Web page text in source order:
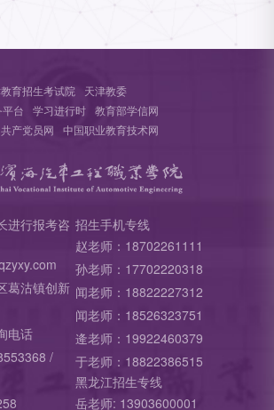
育招生考试院
天津教委
台
学习进行时
教育部学信网
共产党员网 中国职业教育技术网
进行报考咨
葛沽镇创新
电话
/
招生手机专线
赵老师：18702261111
孙老师：17702220318
闻老师：18822227312
闻老师：18526323751
逄老师：19922460379
于老师：18822386515
黑龙江招生专线
岳老师: 13903600001